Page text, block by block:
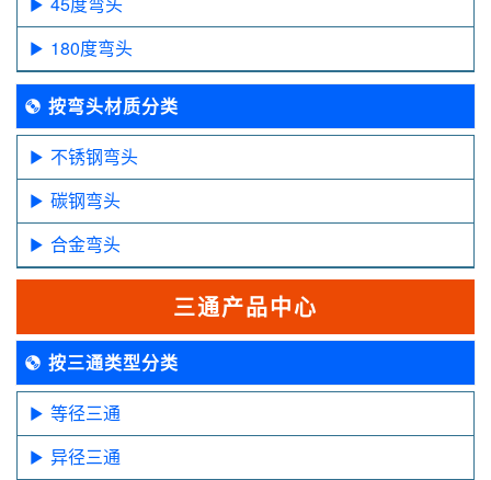
180度弯头
按弯头材质分类
不锈钢弯头
碳钢弯头
合金弯头
三通产品中心
按三通类型分类
等径三通
异径三通